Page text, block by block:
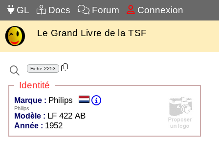
GL Docs Forum Connexion
Le Grand Livre de la TSF
Fiche 2253
Identité
Marque : Philips
Philips
Modèle : LF 422 AB
Année : 1952